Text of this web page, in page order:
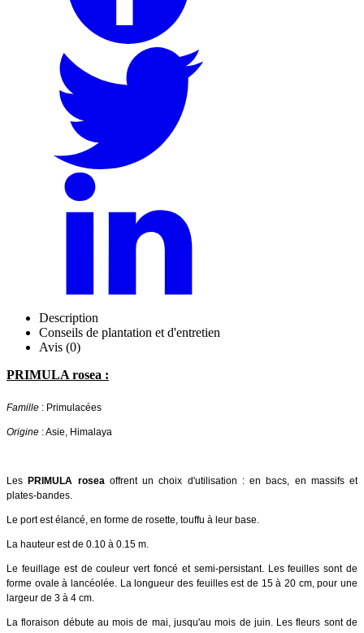
Description
Conseils de plantation et d'entretien
Avis (0)
PRIMULA rosea :
Famille : Primulacées
Origine : Asie, Himalaya
Les PRIMULA rosea offrent un choix d'utilisation : en bacs, en massifs et
plates-bandes.
Le port est élancé, en forme de rosette, touffu à leur base.
La hauteur est de 0.10 à 0.15 m.
Le feuillage est de couleur vert foncé et semi-persistant. Les feuilles sont de
forme ovale à lancéolée. La longueur des feuilles est de 15 à 20 cm, pour une
largeur de 3 à 4 cm.
La floraison débute au mois de mai, jusqu'au mois de juin. Les fleurs sont de